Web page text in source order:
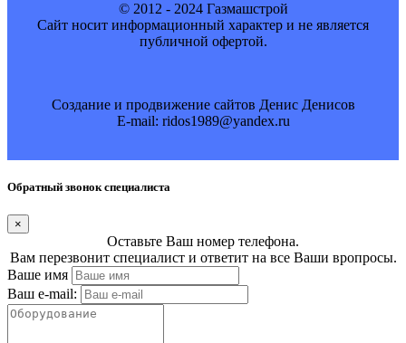
© 2012 - 2024 Газмашстрой
Cайт носит информационный характер и не является
публичной офертой.
Создание и продвижение сайтов Денис Денисов
E-mail: ridos1989@yandex.ru
Обратный звонок специалиста
×
Оставьте Ваш номер телефона.
Вам перезвонит специалист и ответит на все Ваши вропросы.
Ваше имя
Ваш e-mail: